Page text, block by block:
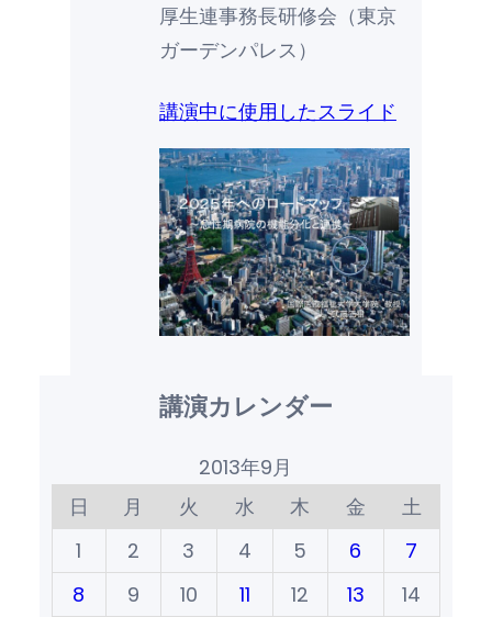
厚生連事務長研修会（東京
ガーデンパレス）
講演中に使用したスライド
講演カレンダー
2013年9月
日
月 火 水 木 金
土
1
2 3 4 5 6
7
8
9 10 11 12 13
14